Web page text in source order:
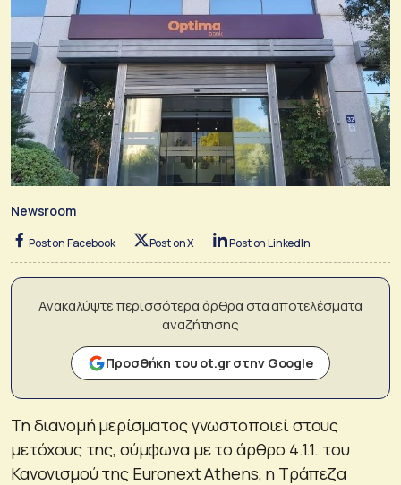
Newsroom
Post on Facebook Post on X Post on LinkedIn
Ανακαλύψτε περισσότερα άρθρα στα αποτελέσματα
αναζήτησης
Προσθήκη του ot.gr στην Google
Τη διανομή μερίσματος γνωστοποιεί στους
μετόχους της, σύμφωνα με το άρθρο 4.1.1. του
Κανονισμού της Euronext Athens, η Τράπεζα